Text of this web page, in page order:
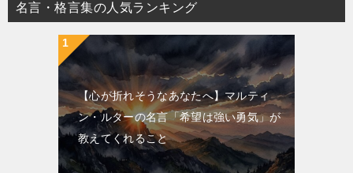
名言・格言集の人気ランキング
【心が折れそうなあなたへ】マルティ
ン・ルターの名言「希望は強い勇気」が
教えてくれること